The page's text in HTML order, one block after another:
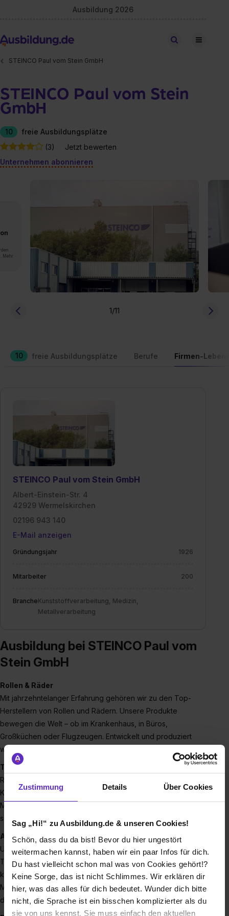
Zustimmung Details Über Cookies
Sag „Hi!“ zu Ausbildung.de & unseren Cookies!
Schön, dass du da bist! Bevor du hier ungestört
weitermachen kannst, haben wir ein paar Infos für dich.
Du hast vielleicht schon mal was von Cookies gehört!?
Keine Sorge, das ist nicht Schlimmes. Wir erklären dir
hier, was das alles für dich bedeutet. Wunder dich bitte
nicht, die Sprache ist ein bisschen komplizierter als du
sie von uns kennst. Sie muss einfach den aktuellen
Ausbildung 2026
Stellen finden
STEINCO Paul vom Stein GmbH
STEINCO Paul vom Stein
GmbH
10
freie Ausbildungsplätze
(3)
Jetzt bewerten
Unternehmen abonnieren
Mehr
1/11
10 freie Ausbildungsplätze Berufe Firmen-
STEINCO Paul vom Stein GmbH
Albert-Einstein-Str. 4
42929 Wermelskirchen
02196 943 140
E-Mail anzeigen
Gründungsjahr 1926
Mitarbeiter 200
BrancheKunststoffverarbeitung, Medizin,
Metallverarbeitung
Ausbildung bei STEINCO Paul vom
Stein GmbH
Rollen & Räder
Mit jahrzehntelanger Erfahrung gehören wir zu den Top-
Herstellern von Rollen und Rädern. Unsere Produkte
bewegen die Welt – ob im Krankenhaus, in Büros,
Großküchen oder Flugzeugen. Entwickelt und produziert
wird bei uns mit echter Fertigungstiefe – Made in Germany.
Team & Mitarbeiter
Rund 200 motivierte Mitarbeiter:innen machen uns stark. Mit
Know-how, Teamgeist und Innovationskraft setzen sie
Maßstäbe und sorgen dafür, dass wir weltweit erfolgreich
sind.
Ausbildung
Unsere Zukunft bist du! Deshalb investieren wir in junge
Talente und bilden seit vielen Jahren in spannenden
kaufmännischen und technischen Berufen erfolgreich aus.
Mit einer Ausbildung bei uns legst du den Grundstein für
deine Karriere.